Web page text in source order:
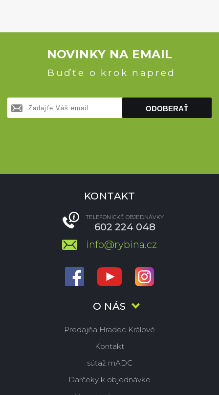
NOVINKY NA EMAIL
Buďťe o krok napred
ODOBERAŤ
O NÁS
Predajňa Hradec Králové
Kontakt
súťaž mADC
Darčeky k objednávke
KONTAKT
TELEFONICKÉ OBJEDNÁVKY
602 224 048
info@rybina.cz